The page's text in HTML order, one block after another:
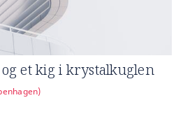
et kig i krystalkuglen